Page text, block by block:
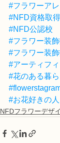
#フラワーア
#NFD資格取
#NFD公認校
#フラワー装
#フラワー装
#アーティフ
#花のある暮
#お花好きの
NFDフラワーデザ